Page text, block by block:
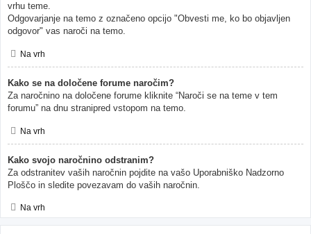
vrhu teme.
Odgovarjanje na temo z označeno opcijo "Obvesti me, ko bo objavljen
odgovor" vas naroči na temo.
Na vrh
Kako se na določene forume naročim?
Za naročnino na določene forume kliknite “Naroči se na teme v tem
forumu” na dnu stranipred vstopom na temo.
Na vrh
Kako svojo naročnino odstranim?
Za odstranitev vaših naročnin pojdite na vašo Uporabniško Nadzorno
Ploščo in sledite povezavam do vaših naročnin.
Na vrh